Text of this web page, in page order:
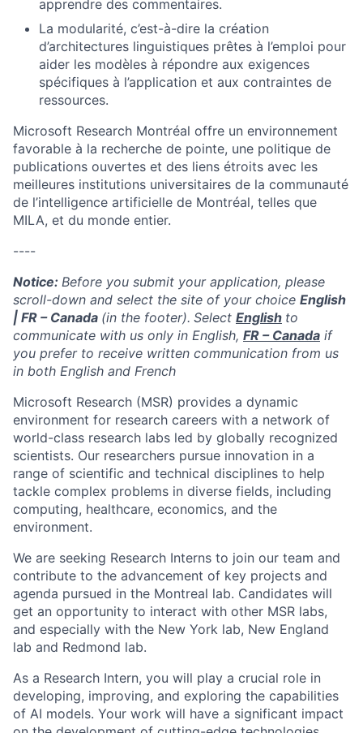
apprendre des commentaires.
La modularité, c’est-à-dire la création
d’architectures linguistiques prêtes à l’emploi pour
aider les modèles à répondre aux exigences
spécifiques à l’application et aux contraintes de
ressources.
Microsoft Research Montréal offre un environnement
favorable à la recherche de pointe, une politique de
publications ouvertes et des liens étroits avec les
meilleures institutions universitaires de la communauté
de l’intelligence artificielle de Montréal, telles que
MILA, et du monde entier.
----
Notice: Before you submit your application, please
scroll-down and select the site of your choice English
| FR – Canada (in the footer). Select English to
communicate with us only in English, FR – Canada if
you prefer to receive written communication from us
in both English and French
Microsoft Research (MSR) provides a dynamic
environment for research careers with a network of
world-class research labs led by globally recognized
scientists. Our researchers pursue innovation in a
range of scientific and technical disciplines to help
tackle complex problems in diverse fields, including
computing, healthcare, economics, and the
environment.
We are seeking Research Interns to join our team and
contribute to the advancement of key projects and
agenda pursued in the Montreal lab. Candidates will
get an opportunity to interact with other MSR labs,
and especially with the New York lab, New England
lab and Redmond lab.
As a Research Intern, you will play a crucial role in
developing, improving, and exploring the capabilities
of AI models. Your work will have a significant impact